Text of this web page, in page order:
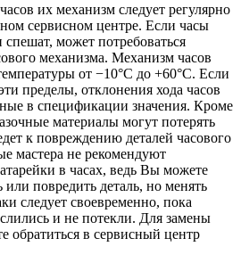
их механизм следует регулярно
сервисном центре. Если часы
спешат, может потребоваться
механизма. Механизм часов
от −10°C до +60°C. Если
пределы, отклонения хода часов
в спецификации значения. Кроме
материалы могут потерять
к повреждению деталей часового
мастера не рекомендуют
в часах, ведь Вы можете
повредить деталь, но менять
следует своевременно, пока
и не потекли. Для замены
обратиться в сервисный центр